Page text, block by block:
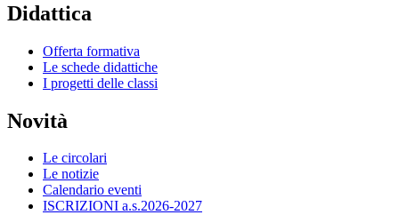
Didattica
Offerta formativa
Le schede didattiche
I progetti delle classi
Novità
Le circolari
Le notizie
Calendario eventi
ISCRIZIONI a.s.2026-2027